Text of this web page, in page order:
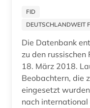
FID
DEUTSCHLANDWEIT
Die Datenbank
zu den
18. März 2018.
Beobachtern, die
eingesetzt
nach